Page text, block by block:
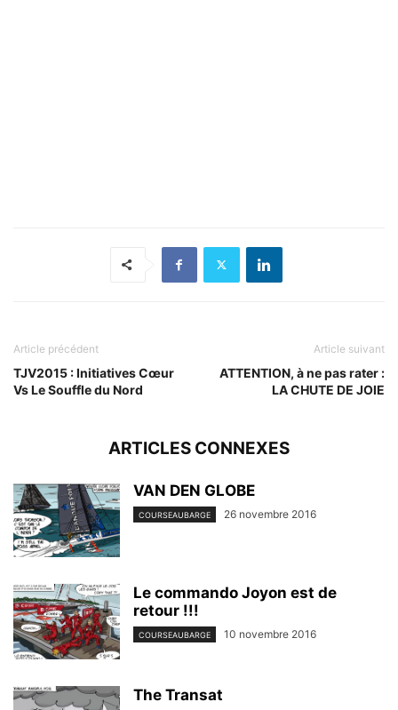
Article précédent
TJV2015 : Initiatives Cœur
Vs Le Souffle du Nord
Article suivant
ATTENTION, à ne pas rater :
LA CHUTE DE JOIE
ARTICLES CONNEXES
VAN DEN GLOBE
COURSEAUBARGE 26 novembre 2016
Le commando Joyon est de
retour !!!
COURSEAUBARGE 10 novembre 2016
The Transat